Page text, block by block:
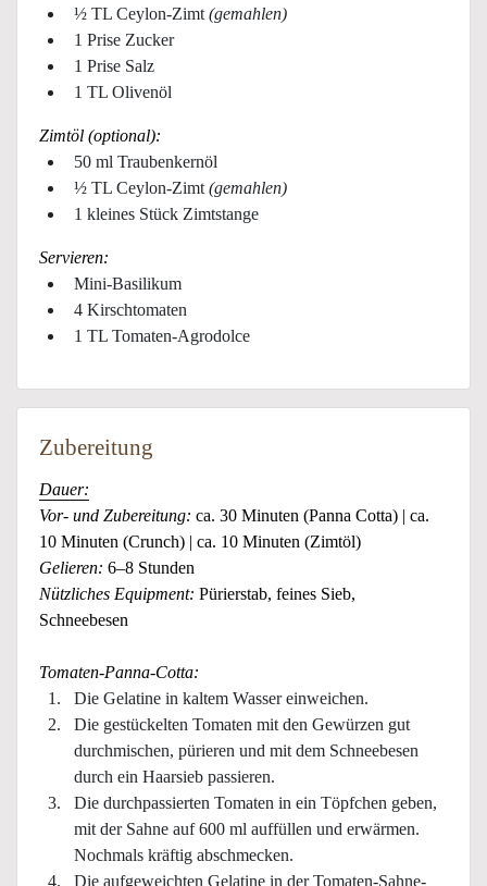
½ TL Ceylon-Zimt (gemahlen)
1 Prise Zucker
1 Prise Salz
1 TL Olivenöl
Zimtöl (optional):
50 ml Traubenkernöl
½ TL Ceylon-Zimt (gemahlen)
1 kleines Stück Zimtstange
Servieren:
Mini-Basilikum
4 Kirschtomaten
1 TL Tomaten-Agrodolce
Zubereitung
Dauer:
Vor- und Zubereitung: ca. 30 Minuten (Panna Cotta) | ca.
10 Minuten (Crunch) | ca. 10 Minuten (Zimtöl)
Gelieren: 6–8 Stunden
Nützliches Equipment: Pürierstab, feines Sieb,
Schneebesen
Tomaten-Panna-Cotta:
Die Gelatine in kaltem Wasser einweichen.
Die gestückelten Tomaten mit den Gewürzen gut
durchmischen, pürieren und mit dem Schneebesen
durch ein Haarsieb passieren.
Die durchpassierten Tomaten in ein Töpfchen geben,
mit der Sahne auf 600 ml auffüllen und erwärmen.
Nochmals kräftig abschmecken.
Die aufgeweichten Gelatine in der Tomaten-Sahne-